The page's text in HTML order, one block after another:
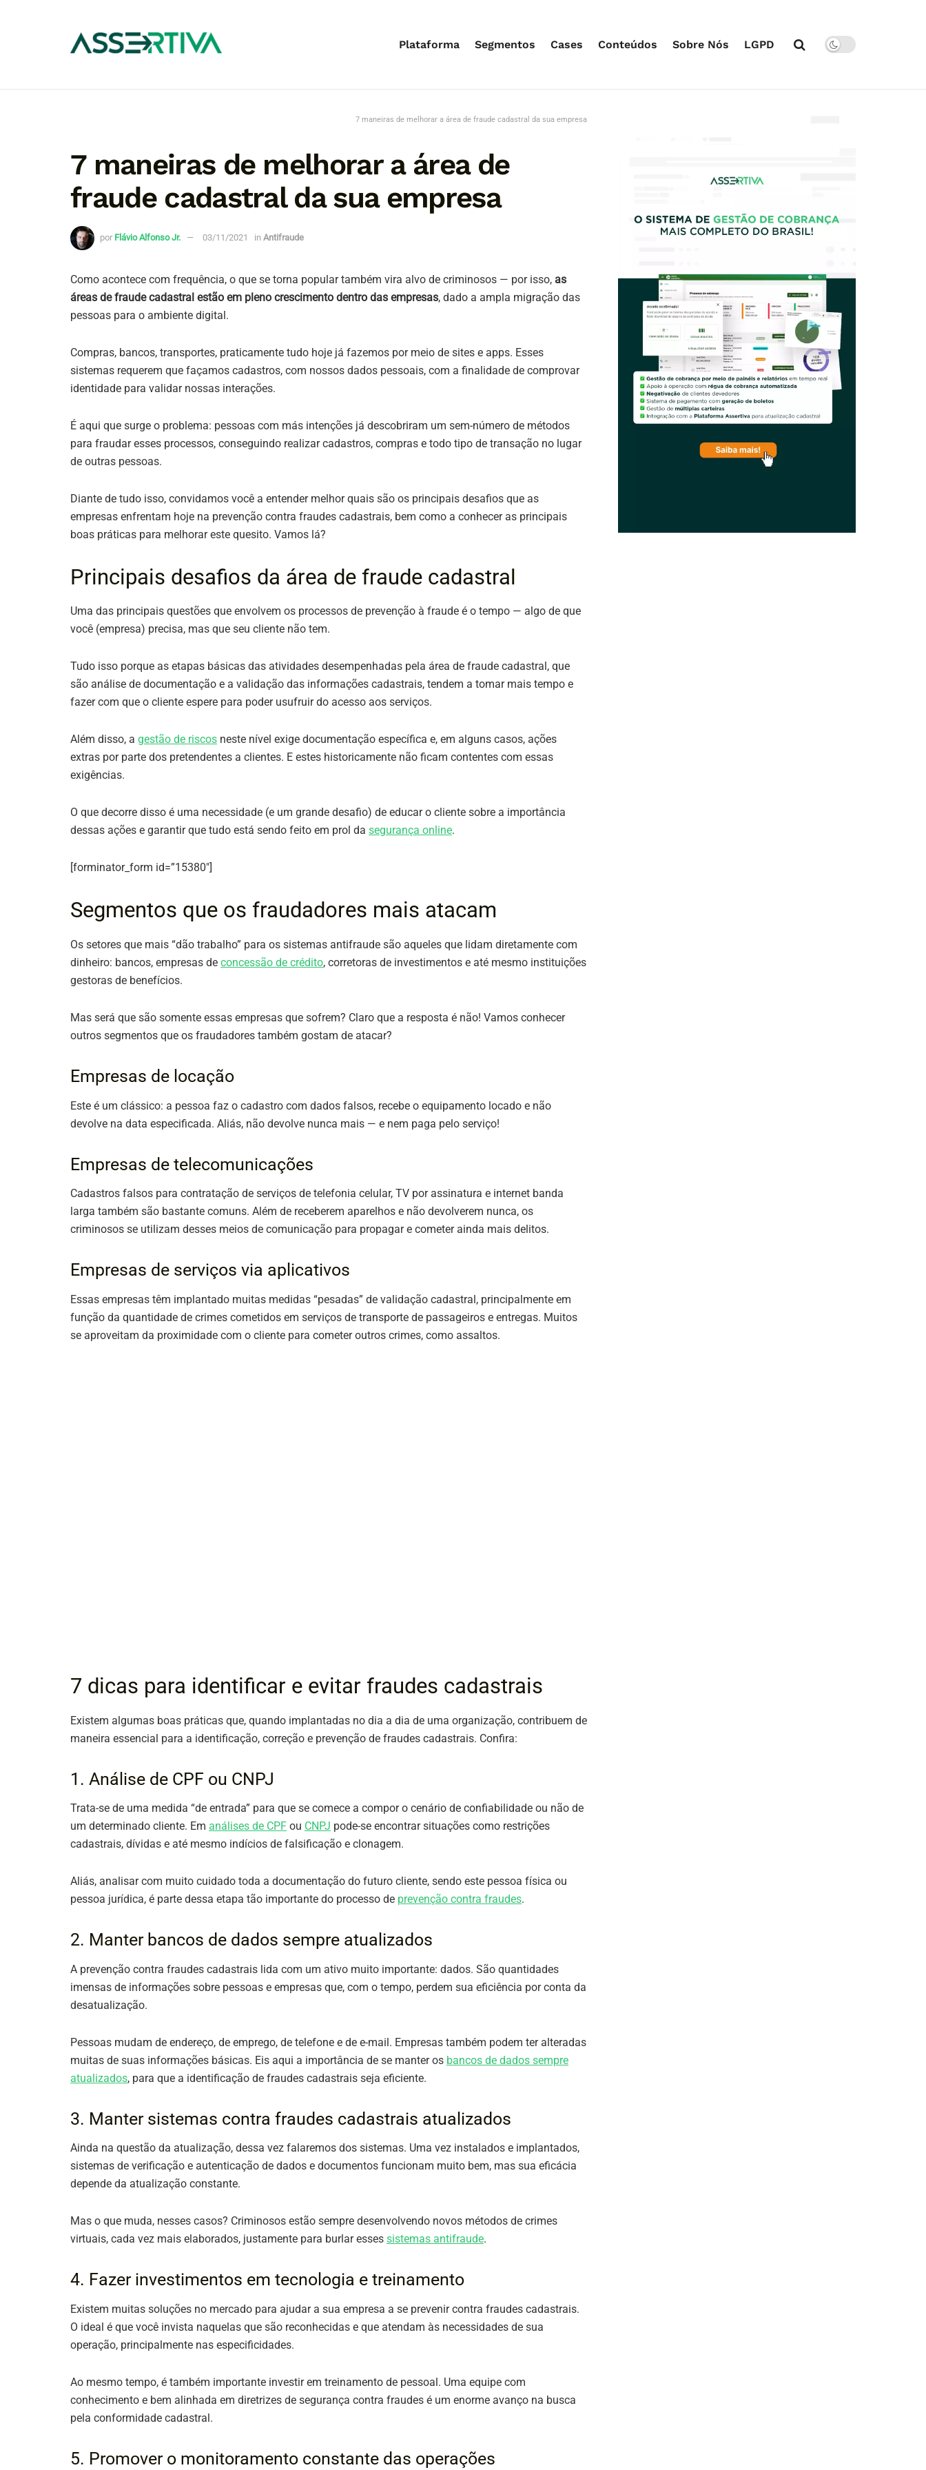
Plataforma Segmentos Cases Conteúdos Sobre Nós LGPD
7 maneiras de melhorar a área de fraude cadastral da sua empresa
7 maneiras de melhorar a área de
fraude cadastral da sua empresa
por Flávio Alfonso Jr. 03/11/2021 in Antifraude
Como acontece com frequência, o que se torna popular também vira alvo de criminosos — por isso, as
áreas de fraude cadastral estão em pleno crescimento dentro das empresas, dado a ampla migração das
pessoas para o ambiente digital.
Compras, bancos, transportes, praticamente tudo hoje já fazemos por meio de sites e apps. Esses
sistemas requerem que façamos cadastros, com nossos dados pessoais, com a finalidade de comprovar
identidade para validar nossas interações.
É aqui que surge o problema: pessoas com más intenções já descobriram um sem-número de métodos
para fraudar esses processos, conseguindo realizar cadastros, compras e todo tipo de transação no lugar
de outras pessoas.
Diante de tudo isso, convidamos você a entender melhor quais são os principais desafios que as
empresas enfrentam hoje na prevenção contra fraudes cadastrais, bem como a conhecer as principais
boas práticas para melhorar este quesito. Vamos lá?
Principais desafios da área de fraude cadastral
Uma das principais questões que envolvem os processos de prevenção à fraude é o tempo — algo de que
você (empresa) precisa, mas que seu cliente não tem.
Tudo isso porque as etapas básicas das atividades desempenhadas pela área de fraude cadastral, que
são análise de documentação e a validação das informações cadastrais, tendem a tomar mais tempo e
fazer com que o cliente espere para poder usufruir do acesso aos serviços.
Além disso, a gestão de riscos neste nível exige documentação específica e, em alguns casos, ações
extras por parte dos pretendentes a clientes. E estes historicamente não ficam contentes com essas
exigências.
O que decorre disso é uma necessidade (e um grande desafio) de educar o cliente sobre a importância
dessas ações e garantir que tudo está sendo feito em prol da segurança online.
[forminator_form id=”15380″]
Segmentos que os fraudadores mais atacam
Os setores que mais “dão trabalho” para os sistemas antifraude são aqueles que lidam diretamente com
dinheiro: bancos, empresas de concessão de crédito, corretoras de investimentos e até mesmo instituições
gestoras de benefícios.
Mas será que são somente essas empresas que sofrem? Claro que a resposta é não! Vamos conhecer
outros segmentos que os fraudadores também gostam de atacar?
Empresas de locação
Este é um clássico: a pessoa faz o cadastro com dados falsos, recebe o equipamento locado e não
devolve na data especificada. Aliás, não devolve nunca mais — e nem paga pelo serviço!
Empresas de telecomunicações
Cadastros falsos para contratação de serviços de telefonia celular, TV por assinatura e internet banda
larga também são bastante comuns. Além de receberem aparelhos e não devolverem nunca, os
criminosos se utilizam desses meios de comunicação para propagar e cometer ainda mais delitos.
Empresas de serviços via aplicativos
Essas empresas têm implantado muitas medidas “pesadas” de validação cadastral, principalmente em
função da quantidade de crimes cometidos em serviços de transporte de passageiros e entregas. Muitos
se aproveitam da proximidade com o cliente para cometer outros crimes, como assaltos.
7 dicas para identificar e evitar fraudes cadastrais
Existem algumas boas práticas que, quando implantadas no dia a dia de uma organização, contribuem de
maneira essencial para a identificação, correção e prevenção de fraudes cadastrais. Confira:
1. Análise de CPF ou CNPJ
Trata-se de uma medida “de entrada” para que se comece a compor o cenário de confiabilidade ou não de
um determinado cliente. Em análises de CPF ou CNPJ pode-se encontrar situações como restrições
cadastrais, dívidas e até mesmo indícios de falsificação e clonagem.
Aliás, analisar com muito cuidado toda a documentação do futuro cliente, sendo este pessoa física ou
pessoa jurídica, é parte dessa etapa tão importante do processo de prevenção contra fraudes.
2. Manter bancos de dados sempre atualizados
A prevenção contra fraudes cadastrais lida com um ativo muito importante: dados. São quantidades
imensas de informações sobre pessoas e empresas que, com o tempo, perdem sua eficiência por conta da
desatualização.
Pessoas mudam de endereço, de emprego, de telefone e de e-mail. Empresas também podem ter alteradas
muitas de suas informações básicas. Eis aqui a importância de se manter os bancos de dados sempre
atualizados, para que a identificação de fraudes cadastrais seja eficiente.
3. Manter sistemas contra fraudes cadastrais atualizados
Ainda na questão da atualização, dessa vez falaremos dos sistemas. Uma vez instalados e implantados,
sistemas de verificação e autenticação de dados e documentos funcionam muito bem, mas sua eficácia
depende da atualização constante.
Mas o que muda, nesses casos? Criminosos estão sempre desenvolvendo novos métodos de crimes
virtuais, cada vez mais elaborados, justamente para burlar esses sistemas antifraude.
4. Fazer investimentos em tecnologia e treinamento
Existem muitas soluções no mercado para ajudar a sua empresa a se prevenir contra fraudes cadastrais.
O ideal é que você invista naquelas que são reconhecidas e que atendam às necessidades de sua
operação, principalmente nas especificidades.
Ao mesmo tempo, é também importante investir em treinamento de pessoal. Uma equipe com
conhecimento e bem alinhada em diretrizes de segurança contra fraudes é um enorme avanço na busca
pela conformidade cadastral.
5. Promover o monitoramento constante das operações